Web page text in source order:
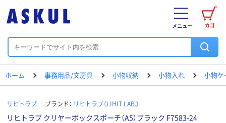
カゴ
メニュー
ホーム 事務用品/文房具 小物収納 小物入れ 小物ケ
リヒトラブ ブランド： リヒトラブ（LIHIT LAB.）
リヒトラブ クリヤーボックスポーチ（A5）ブラック F7583-24